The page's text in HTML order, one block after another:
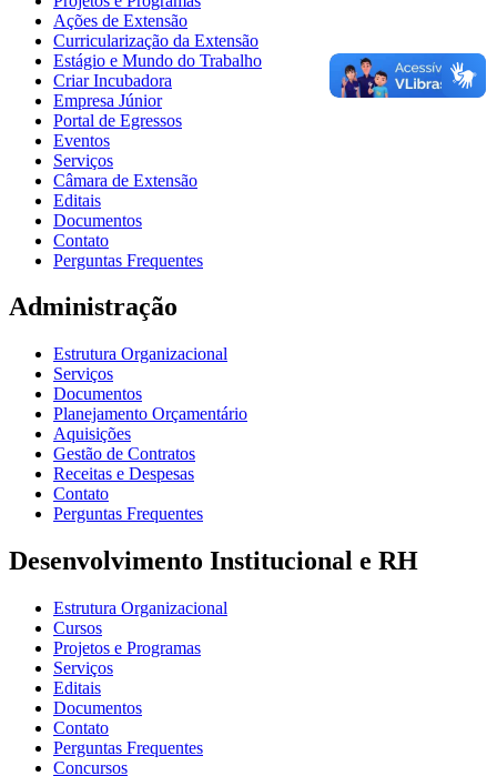
Ações de Extensão
Curricularização da Extensão
Estágio e Mundo do Trabalho
Criar Incubadora
Empresa Júnior
Portal de Egressos
Eventos
Serviços
Câmara de Extensão
Editais
Documentos
Contato
Perguntas Frequentes
Administração
Estrutura Organizacional
Serviços
Documentos
Planejamento Orçamentário
Aquisições
Gestão de Contratos
Receitas e Despesas
Contato
Perguntas Frequentes
Desenvolvimento Institucional e RH
Estrutura Organizacional
Cursos
Projetos e Programas
Serviços
Editais
Documentos
Contato
Perguntas Frequentes
Concursos